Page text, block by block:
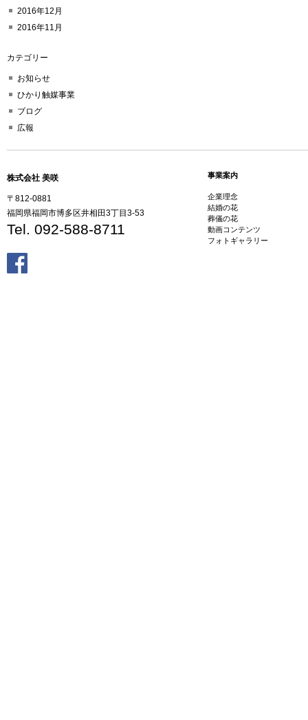
2016年12月
2016年11月
カテゴリー
お知らせ
ひかり触媒事業
ブログ
広報
株式会社 美咲
〒812-0881
福岡県福岡市博多区井相田3丁目3-53
Tel. 092-588-8711
事業案内
企業理念
結婚の花
葬儀の花
動画コンテンツ
フォトギャラリー